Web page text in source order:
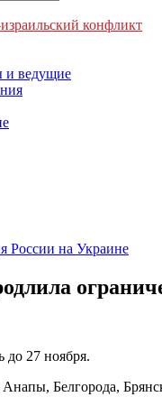
конфликт
и ведущие
России на Украине
до 27 ноября.
Анапы, Белгорода,